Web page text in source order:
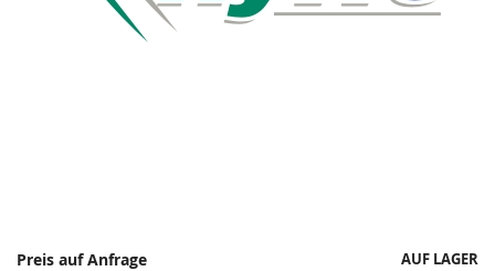
Preis auf Anfrage AUF LAGER
Springe